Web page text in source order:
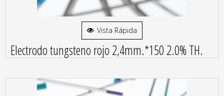
Vista Rápida
Electrodo tungsteno rojo 2,4mm.*150 2.0% TH.